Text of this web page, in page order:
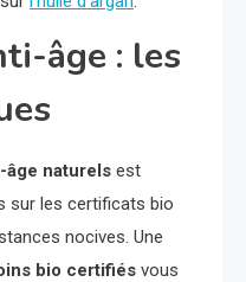
âge : les
âge naturels est
sur les certificats bio
nocives. Une
bio certifiés vous